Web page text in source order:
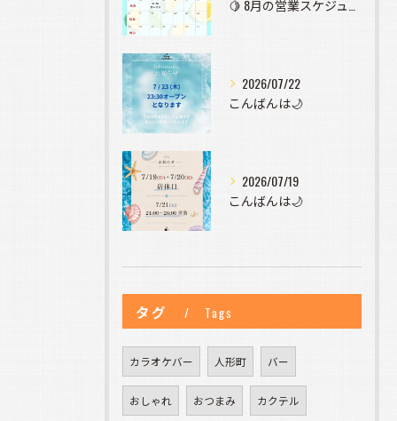
2026/07/22
こんばんは🌙
2026/07/19
こんばんは🌙
タグ Tags
カラオケバー 人形町 バー
おしゃれ おつまみ カクテル